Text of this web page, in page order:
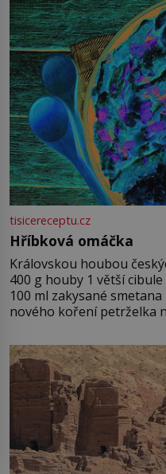
tisicereceptu.cz
Hříbková omáčka
Královskou houbou českých
400 g houby 1 větší
100 ml zakysané
nového koření petrželka